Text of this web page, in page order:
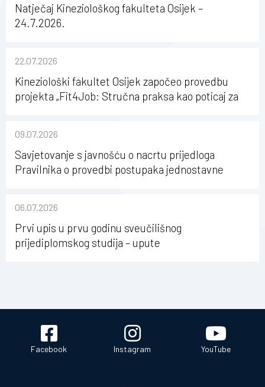
Natječaj Kineziološkog fakulteta Osijek –
24.7.2026.
22.07.2026
Kineziološki fakultet Osijek započeo provedbu
projekta „Fit4Job: Stručna praksa kao poticaj za
09.07.2026
Savjetovanje s javnošću o nacrtu prijedloga
Pravilnika o provedbi postupaka jednostavne
Osijeku
06.07.2026
Prvi upis u prvu godinu sveučilišnog
prijediplomskog studija – upute
Facebook Instagram YouTube